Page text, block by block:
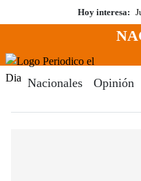
al
Hoy interesa:
Menú
Nacionales Opinión